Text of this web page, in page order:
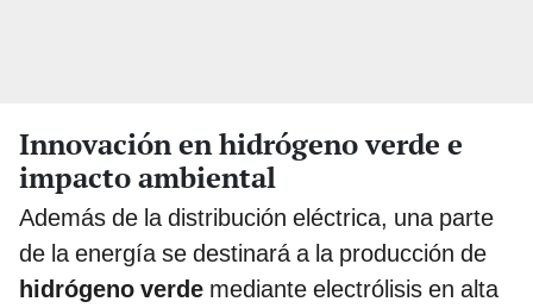
Innovación en hidrógeno verde e
impacto ambiental
Además de la distribución eléctrica, una parte
de la energía se destinará a la producción de
hidrógeno verde mediante electrólisis en alta